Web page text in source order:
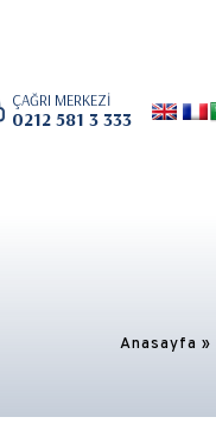
ÇAĞRI MERKEZİ
0212 581 3 333
Anasayfa »